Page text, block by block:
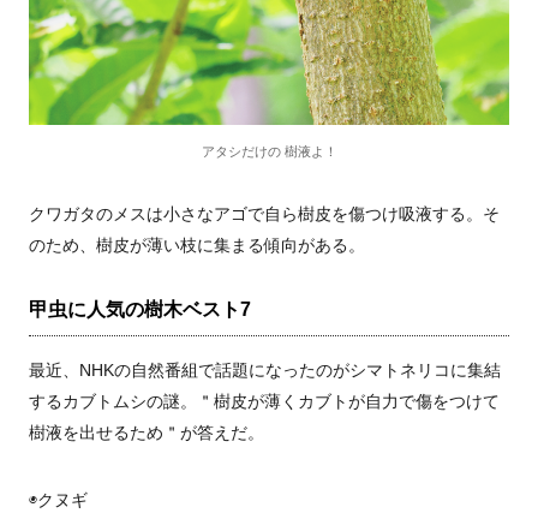
アタシだけの 樹液よ！
クワガタのメスは小さなアゴで自ら樹皮を傷つけ吸液する。そ
のため、樹皮が薄い枝に集まる傾向がある。
甲虫に人気の樹木ベスト7
最近、NHKの自然番組で話題になったのがシマトネリコに集結
するカブトムシの謎。＂樹皮が薄くカブトが自力で傷をつけて
樹液を出せるため＂が答えだ。
◉クヌギ